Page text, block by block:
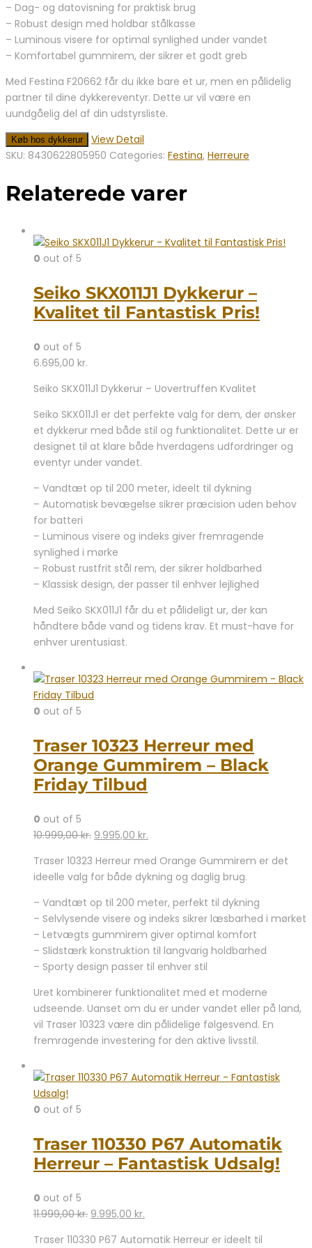
– Dag- og datovisning for praktisk brug
– Robust design med holdbar stålkasse
– Luminous visere for optimal synlighed under vandet
– Komfortabel gummirem, der sikrer et godt greb
Med Festina F20662 får du ikke bare et ur, men en pålidelig
partner til dine dykkereventyr. Dette ur vil være en
uundgåelig del af din udstyrsliste.
Køb hos dykkerur
View Detail
SKU: 8430622805950 Categories: Festina, Herreure
Relaterede varer
0 out of 5
Seiko SKX011J1 Dykkerur –
Kvalitet til Fantastisk Pris!
0 out of 5
6.695,00 kr.
Seiko SKX011J1 Dykkerur – Uovertruffen Kvalitet
Seiko SKX011J1 er det perfekte valg for dem, der ønsker
et dykkerur med både stil og funktionalitet. Dette ur er
designet til at klare både hverdagens udfordringer og
eventyr under vandet.
– Vandtæt op til 200 meter, ideelt til dykning
– Automatisk bevægelse sikrer præcision uden behov
for batteri
– Luminous visere og indeks giver fremragende
synlighed i mørke
– Robust rustfrit stål rem, der sikrer holdbarhed
– Klassisk design, der passer til enhver lejlighed
Med Seiko SKX011J1 får du et pålideligt ur, der kan
håndtere både vand og tidens krav. Et must-have for
enhver urentusiast.
0 out of 5
Traser 10323 Herreur med
Orange Gummirem – Black
Friday Tilbud
0 out of 5
10.999,00kr. Den
pris
var:
10.999,00 kr..
9.995,00 kr.
pris
er:
9.995,00 kr..
Traser 10323 Herreur med Orange Gummirem er det
ideelle valg for både dykning og daglig brug.
– Vandtæt op til 200 meter, perfekt til dykning
– Selvlysende visere og indeks sikrer læsbarhed i mørket
– Letvægts gummirem giver optimal komfort
– Slidstærk konstruktion til langvarig holdbarhed
– Sporty design passer til enhver stil
Uret kombinerer funktionalitet med et moderne
udseende. Uanset om du er under vandet eller på land,
vil Traser 10323 være din pålidelige følgesvend. En
fremragende investering for den aktive livsstil.
0 out of 5
Traser 110330 P67 Automatik
Herreur – Fantastisk Udsalg!
0 out of 5
11.999,00kr. Den
pris
9.995,00 kr.
pris
Traser 110330 P67 Automatik Herreur er ideelt til